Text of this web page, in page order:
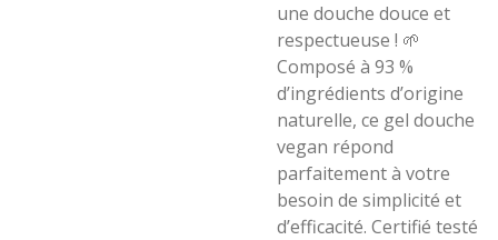
une douche douce et
respectueuse ! 🌱
Composé à 93 %
d’ingrédients d’origine
naturelle, ce gel douche
vegan répond
parfaitement à votre
besoin de simplicité et
d’efficacité. Certifié testé